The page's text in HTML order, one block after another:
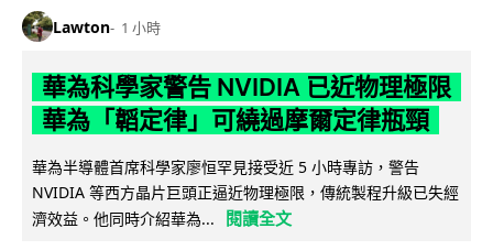
Lawton 1 小時
華為科學家警告 NVIDIA 已近物理極限
華為「韜定律」可繞過摩爾定律瓶頸
華為半導體首席科學家廖恒罕見接受近 5 小時專訪，警告
NVIDIA 等西方晶片巨頭正逼近物理極限，傳統製程升級已失經
濟效益。他同時介紹華為...
閱讀全文